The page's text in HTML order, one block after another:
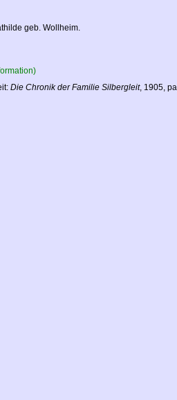
geb. Wollheim.
Die Chronik der Familie Silbergleit, 1905,